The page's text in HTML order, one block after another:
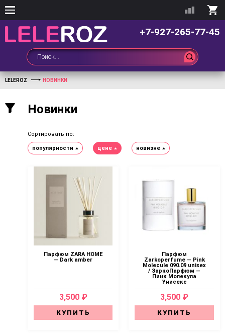
+7-927-265-77-45
LELEROZ НОВИНКИ
Новинки
Сортировать по:
популярности цене новизне
Парфюм ZARA HOME
— Dark amber
3,500 ₽
КУПИТЬ
Парфюм
Zarkoperfume — Pink
Molecule 090.09 unisex
/ ЗаркоПарфюм —
Пинк Молекула
Унисекс
3,500 ₽
КУПИТЬ